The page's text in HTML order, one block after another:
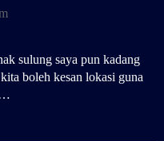
sulung saya pun kadang
boleh kesan lokasi guna